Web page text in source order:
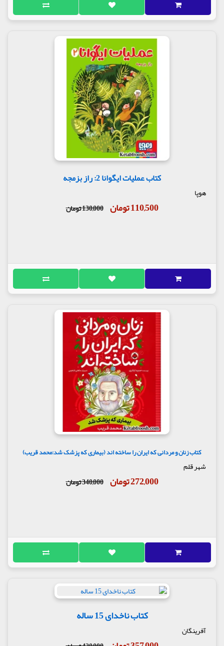
کتاب عملیات ایگوانا 2: راز بزمجه
هوپا
110,500 تومان 130,000 تومان
کتاب زنان و مردانی که ایران را ساخته اند (بیماری که پزشک شد:محمد قریب)
شهر قلم
272,000 تومان 340,000 تومان
کتاب نا‌خدای 15 ساله
آفرینگان